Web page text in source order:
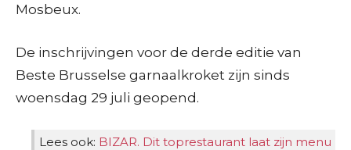
Mosbeux.
De inschrijvingen voor de derde editie van
Beste Brusselse garnaalkroket zijn sinds
woensdag 29 juli geopend.
Lees ook: BIZAR. Dit toprestaurant laat zijn menu